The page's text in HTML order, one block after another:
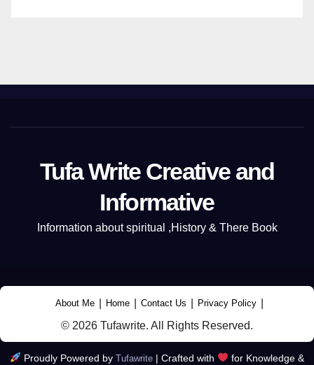
Tufa Write Creative and
Informative
Information about spiritual ,History & There Book
About Me Home Contact Us Privacy Policy
© 2026 Tufawrite. All Rights Reserved.
Proudly Powered by Tufawrite | Crafted with for Knowledge &